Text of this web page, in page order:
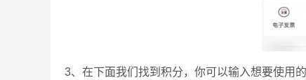
3、在下面我们找到积分，你可以输入想要使用